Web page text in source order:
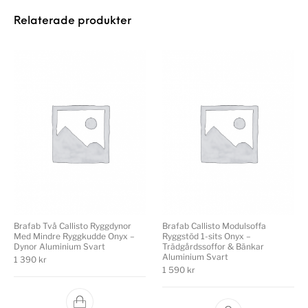
Relaterade produkter
Brafab Två Callisto Ryggdynor
Med Mindre Ryggkudde Onyx –
Dynor Aluminium Svart
1 390 kr
Brafab Callisto Modulsoffa
Ryggstöd 1-sits Onyx –
Trädgårdssoffor & Bänkar
Aluminium Svart
1 590 kr